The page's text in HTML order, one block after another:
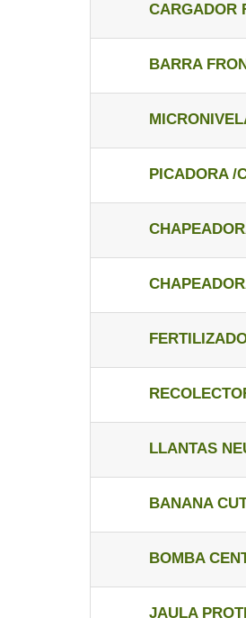
CARGADOR
BARRA
PICADORA /
LLANTAS
BANANA
BOMBA
JAULA